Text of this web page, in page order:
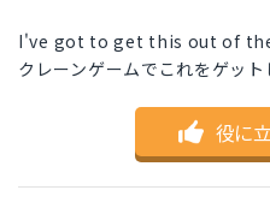
I've got to get this out of
クレーンゲームでこれをゲット
役に